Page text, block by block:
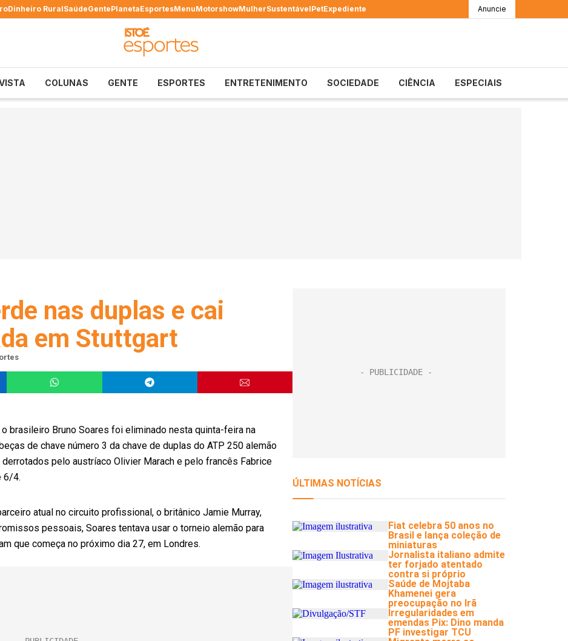
Dinheiro RuralSaúdeGentePlanetaEsportesMenuMotorshowMulherSustentávelPetExpediente Anuncie
COLUNAS GENTE ESPORTES ENTRETENIMENTO SOCIEDADE CIÊNCIA ESPECIAIS
nas duplas e cai
em Stuttgart
brasileiro Bruno Soares foi eliminado nesta quinta-feira na
de chave número 3 da chave de duplas do ATP 250 alemão
pelo austríaco Olivier Marach e pelo francês Fabrice
6/4.
atual no circuito profissional, o britânico Jamie Murray,
pessoais, Soares tentava usar o torneio alemão para
que começa no próximo dia 27, em Londres.